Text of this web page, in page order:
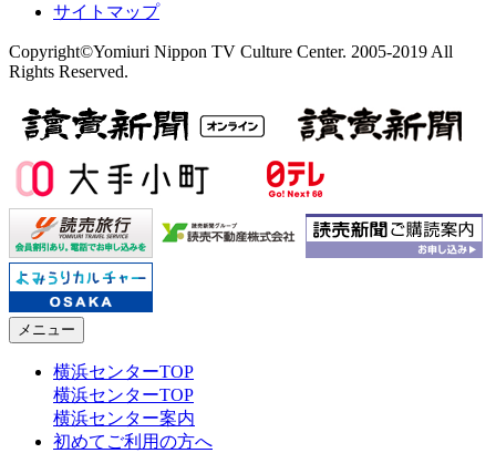
サイトマップ
Copyright©Yomiuri Nippon TV Culture Center. 2005-2019 All
Rights Reserved.
メニュー
横浜センターTOP
横浜センターTOP
横浜センター案内
初めてご利用の方へ